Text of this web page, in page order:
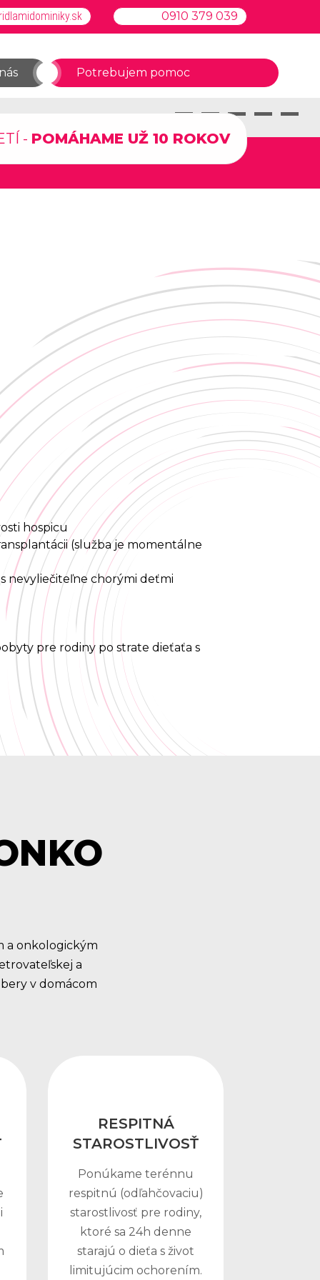
0910 379 039
Potrebujem pomoc
- POMÁHAME UŽ 10 ROKOV
hospicu
(služba je momentálne
nevyliečiteľne chorými deťmi
pre rodiny po strate dieťaťa s
a onkologickým
a
v domácom
RESPITNÁ
STAROSTLIVOSŤ
Ponúkame terénnu
respitnú (odľahčovaciu)
starostlivosť pre rodiny,
ktoré sa 24h denne
starajú o dieťa s život
limitujúcim ochorením.